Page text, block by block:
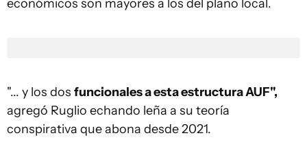
económicos son mayores a los del plano local.
"... y los dos funcionales a esta estructura AUF",
agregó Ruglio echando leña a su teoría
conspirativa que abona desde 2021.